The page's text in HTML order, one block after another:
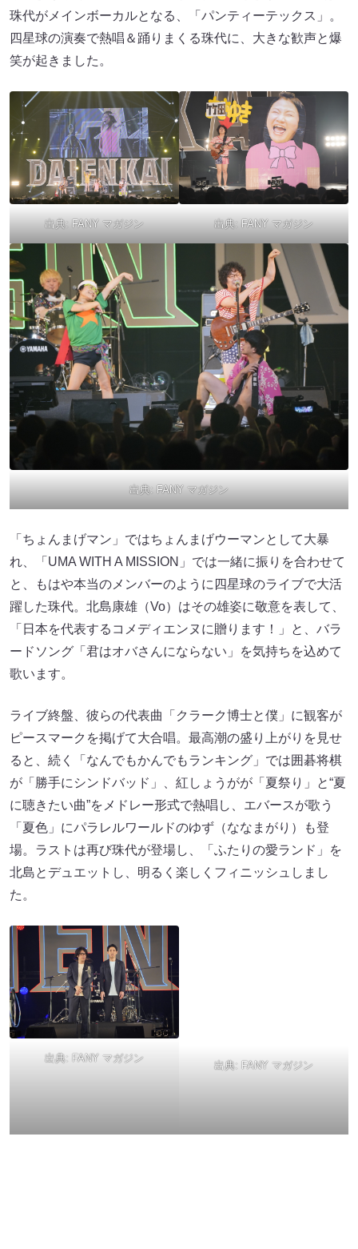
珠代がメインボーカルとなる、「パンティーテックス」。
四星球の演奏で熱唱＆踊りまくる珠代に、大きな歓声と爆
笑が起きました。
出典: FANY マガジン 出典: FANY マガジン
出典: FANY マガジン
「ちょんまげマン」ではちょんまげウーマンとして大暴
れ、「UMA WITH A MISSION」では一緒に振りを合わせて
と、もはや本当のメンバーのように四星球のライブで大活
躍した珠代。北島康雄（Vo）はその雄姿に敬意を表して、
「日本を代表するコメディエンヌに贈ります！」と、バラ
ードソング「君はオバさんにならない」を気持ちを込めて
歌います。
ライブ終盤、彼らの代表曲「クラーク博士と僕」に観客が
ピースマークを掲げて大合唱。最高潮の盛り上がりを見せ
ると、続く「なんでもかんでもランキング」では囲碁将棋
が「勝手にシンドバッド」、紅しょうがが「夏祭り」と“夏
に聴きたい曲”をメドレー形式で熱唱し、エバースが歌う
「夏色」にパラレルワールドのゆず（ななまがり）も登
場。ラストは再び珠代が登場し、「ふたりの愛ランド」を
北島とデュエットし、明るく楽しくフィニッシュしまし
た。
出典: FANY マガジン 出典: FANY マガジン